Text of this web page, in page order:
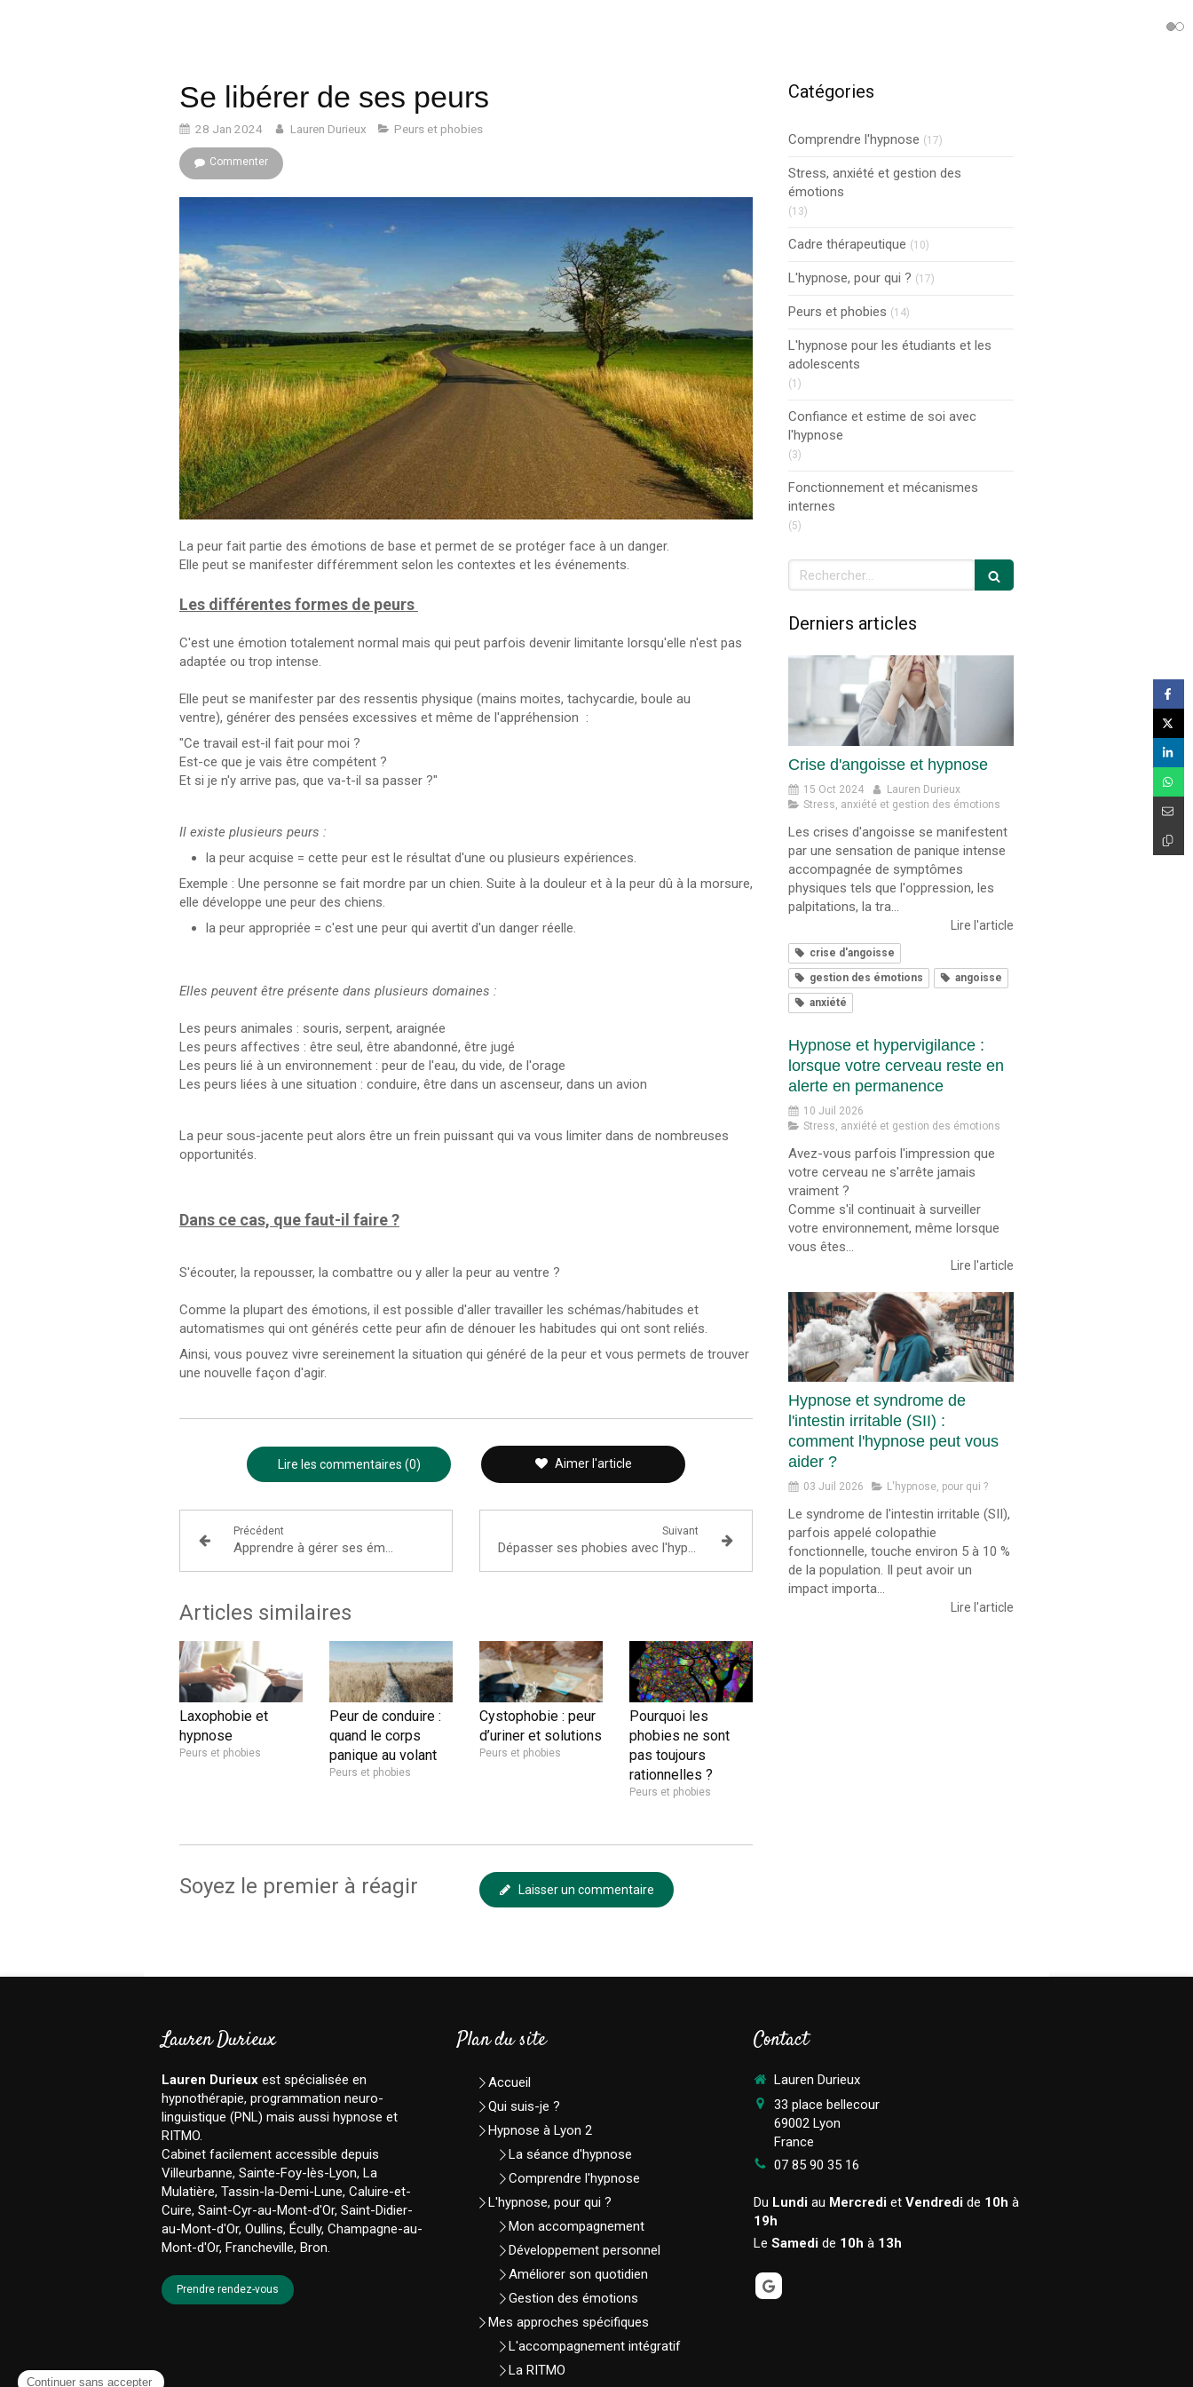
Se libérer de ses peurs
28 Jan 2024 Lauren Durieux Peurs et phobies
Commenter
La peur fait partie des émotions de base et permet de se protéger face à un danger.
Elle peut se manifester différemment selon les contextes et les événements.
Les différentes formes de peurs
C'est une émotion totalement normal mais qui peut parfois devenir limitante lorsqu'elle n'est pas
adaptée ou trop intense.
Elle peut se manifester par des ressentis physique (mains moites, tachycardie, boule au
ventre), générer des pensées excessives et même de l'appréhension :
"Ce travail est-il fait pour moi ?
Est-ce que je vais être compétent ?
Et si je n'y arrive pas, que va-t-il sa passer ?"
Il existe plusieurs peurs :
la peur acquise = cette peur est le résultat d'une ou plusieurs expériences.
Exemple : Une personne se fait mordre par un chien. Suite à la douleur et à la peur dû à la morsure,
elle développe une peur des chiens.
la peur appropriée = c'est une peur qui avertit d'un danger réelle.
Elles peuvent être présente dans plusieurs domaines :
Les peurs animales : souris, serpent, araignée
Les peurs affectives : être seul, être abandonné, être jugé
Les peurs lié à un environnement : peur de l'eau, du vide, de l'orage
Les peurs liées à une situation : conduire, être dans un ascenseur, dans un avion
La peur sous-jacente peut alors être un frein puissant qui va vous limiter dans de nombreuses
opportunités.
Dans ce cas, que faut-il faire ?
S'écouter, la repousser, la combattre ou y aller la peur au ventre ?
Comme la plupart des émotions, il est possible d'aller travailler les schémas/habitudes et
automatismes qui ont générés cette peur afin de dénouer les habitudes qui ont sont reliés.
Ainsi, vous pouvez vivre sereinement la situation qui généré de la peur et vous permets de trouver
une nouvelle façon d'agir.
Lire les commentaires (0) Aimer l'article
Précédent
Apprendre à gérer ses émotions avec l'hypnose
Suivant
Dépasser ses phobies avec l'hypnose à Lyon 2
Articles similaires
Laxophobie et
hypnose
Peurs et phobies
Peur de conduire :
quand le corps
panique au volant
Peurs et phobies
Cystophobie : peur
d’uriner et solutions
Peurs et phobies
Pourquoi les
phobies ne sont
pas toujours
rationnelles ?
Peurs et phobies
Soyez le premier à réagir Laisser un commentaire
Catégories
Comprendre l'hypnose (17)
Stress, anxiété et gestion des
émotions
(13)
Cadre thérapeutique (10)
L'hypnose, pour qui ? (17)
Peurs et phobies (14)
L'hypnose pour les étudiants et les
adolescents
(1)
Confiance et estime de soi avec
l'hypnose
(3)
Fonctionnement et mécanismes
internes
(5)
Rechercher
Derniers articles
Crise d'angoisse et hypnose
15 Oct 2024
Lauren Durieux
Stress, anxiété et gestion des émotions
Les crises d'angoisse se manifestent
par une sensation de panique intense
accompagnée de symptômes
physiques tels que l'oppression, les
palpitations, la tra...
Lire l'article
crise d'angoisse
gestion des émotions
angoisse
anxiété
Hypnose et hypervigilance :
lorsque votre cerveau reste en
alerte en permanence
10 Juil 2026
Stress, anxiété et gestion des émotions
Avez-vous parfois l'impression que
votre cerveau ne s'arrête jamais
vraiment ?
Comme s'il continuait à surveiller
votre environnement, même lorsque
vous êtes...
Lire l'article
Hypnose et syndrome de
l'intestin irritable (SII) :
comment l'hypnose peut vous
aider ?
03 Juil 2026 L'hypnose, pour qui ?
Le syndrome de l'intestin irritable (SII),
parfois appelé colopathie
fonctionnelle, touche environ 5 à 10 %
de la population. Il peut avoir un
impact importa...
Lire l'article
Lauren Durieux
Lauren Durieux est spécialisée en
hypnothérapie, programmation neuro-
linguistique (PNL) mais aussi hypnose et
RITMO.
Cabinet facilement accessible depuis
Villeurbanne, Sainte-Foy-lès-Lyon, La
Mulatière, Tassin-la-Demi-Lune, Caluire-et-
Cuire, Saint-Cyr-au-Mont-d'Or, Saint-Didier-
au-Mont-d'Or, Oullins, Écully, Champagne-au-
Mont-d'Or, Francheville, Bron.
Prendre rendez-vous
Plan du site
Accueil
Qui suis-je ?
Hypnose à Lyon 2
La séance d'hypnose
Comprendre l'hypnose
L'hypnose, pour qui ?
Mon accompagnement
Développement personnel
Améliorer son quotidien
Gestion des émotions
Mes approches spécifiques
L'accompagnement intégratif
La RITMO
Contact
Lauren Durieux
33 place bellecour
69002 Lyon
France
07 85 90 35 16
Du Lundiau Mercrediet Vendredide 10h à
19h
Le Samedide 10h à 13h